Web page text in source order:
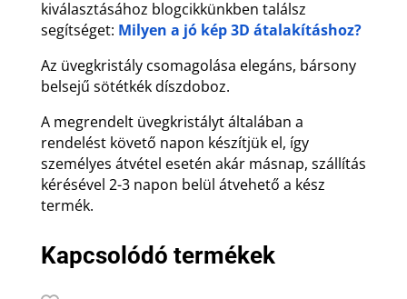
kiválasztásához blogcikkünkben találsz
segítséget: Milyen a jó kép 3D átalakításhoz?
Az üvegkristály csomagolása elegáns, bársony
belsejű sötétkék díszdoboz.
A megrendelt üvegkristályt általában a
rendelést követő napon készítjük el, így
személyes átvétel esetén akár másnap, szállítás
kérésével 2-3 napon belül átvehető a kész
termék.
Kapcsolódó termékek